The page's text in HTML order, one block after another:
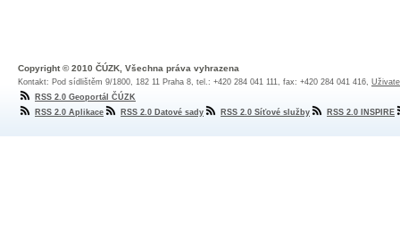
Copyright © 2010 ČÚZK, Všechna práva vyhrazena
Kontakt: Pod sídlištěm 9/1800, 182 11 Praha 8, tel.: +420 284 041 111, fax: +420 284 041 416,
RSS 2.0 Geoportál ČÚZK
RSS 2.0 Aplikace
RSS 2.0 Datové sady RSS 2.0 Síťové služby RSS 2.0 INSPIRE